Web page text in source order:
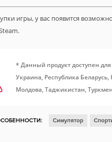
игры, у вас появится
* Данный продукт доступен
Украина, Республика
Молдова, Таджикистан,
Симулятор